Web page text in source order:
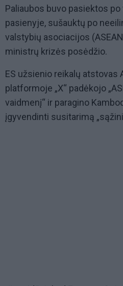
Paliaubos buvo pasiektos
pasienyje, sušauktų po
valstybių asociacijos
ministrų krizės posėdžio.
ES užsienio reikalų atstovas
platformoje „X“ padėkojo
vaidmenį“ ir paragino
įgyvendinti susitarimą